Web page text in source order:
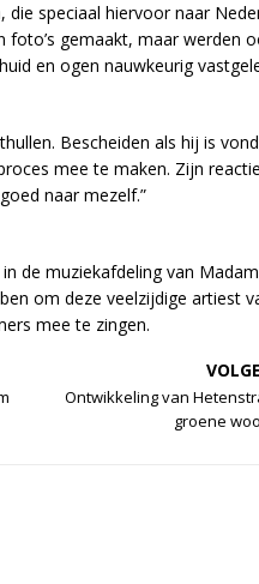
speciaal hiervoor naar
foto’s gemaakt, maar werden
en ogen nauwkeurig
Bescheiden als hij is
mee te maken. Zijn
naar mezelf.”
de muziekafdeling van
om deze veelzijdige artiest
mee te zingen.
Ontwikkeling van
groene